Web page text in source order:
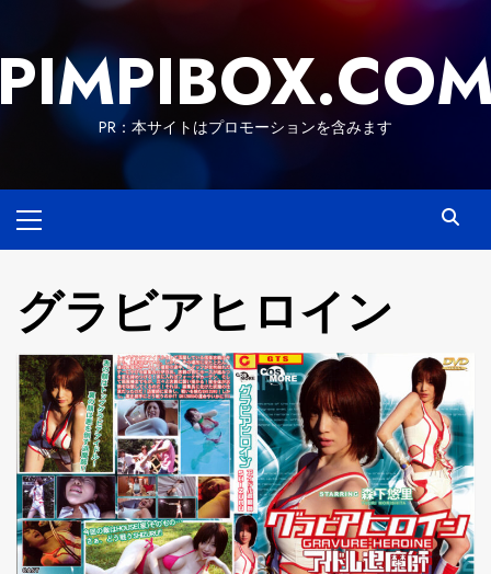
content
PR：本サイトはプロモーションを含みます
Menu
グラビアヒロイン